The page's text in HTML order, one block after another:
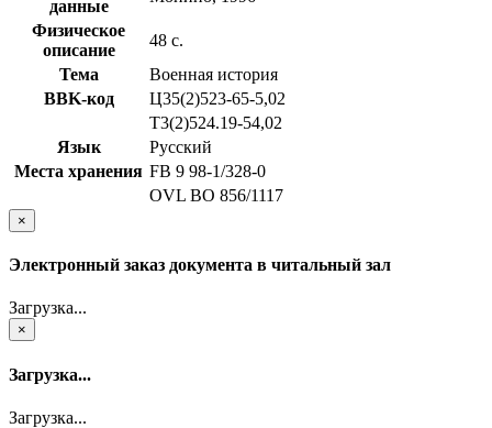
данные
Физическое
описание
48 с.
Тема
Военная история
BBK-код
Ц35(2)523-65-5,02
Т3(2)524.19-54,02
Язык
Русский
Места хранения FB 9 98-1/328-0
OVL ВО 856/1117
×
Электронный заказ документа в читальный зал
Загрузка...
×
Загрузка...
Загрузка...